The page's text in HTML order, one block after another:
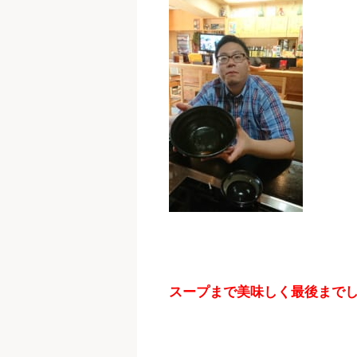
スープまで美味しく最後まで